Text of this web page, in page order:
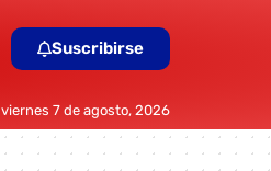
Suscribirse
viernes 7 de agosto, 2026